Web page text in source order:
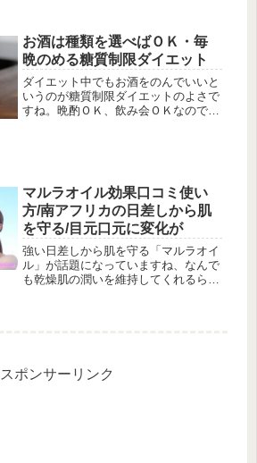
お酒は種類を選べばＯＫ・毎
晩のめる糖質制限ダイエット
ダイエット中でもお酒をのんでいいと
いうのが糖質制限ダイエットのよさで
すね。晩酌ＯＫ、飲み会ＯＫなので、
マルラオイル効果口コミ使い
方/南アフリカの日差しから肌
を守る/目元口元に変化が
強い日差しから肌を守る「マルラオイ
ル」が話題になっていますね、なんで
も乾燥肌の潤いを維持してくれるらし
スポンサーリンク